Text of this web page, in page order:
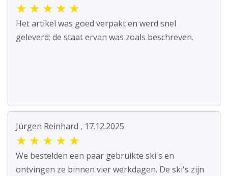
★ ★ ★ ★ ★
Het artikel was goed verpakt en werd snel
geleverd; de staat ervan was zoals beschreven.
Jürgen Reinhard , 17.12.2025
★ ★ ★ ★ ★
We bestelden een paar gebruikte ski's en
ontvingen ze binnen vier werkdagen. De ski's zijn